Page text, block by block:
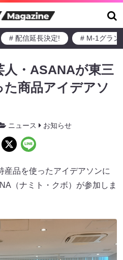
# 配信延長決定! # M-1グラン
人・ASANAが東三
商品アイデアソ
ニュース お知らせ
産品を使ったアイデアソンに
（ナミト・クボ）が参加しま